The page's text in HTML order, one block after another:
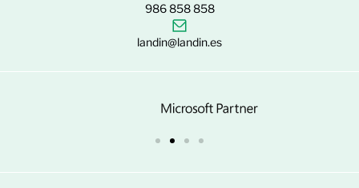
986 858 858
landin@landin.es